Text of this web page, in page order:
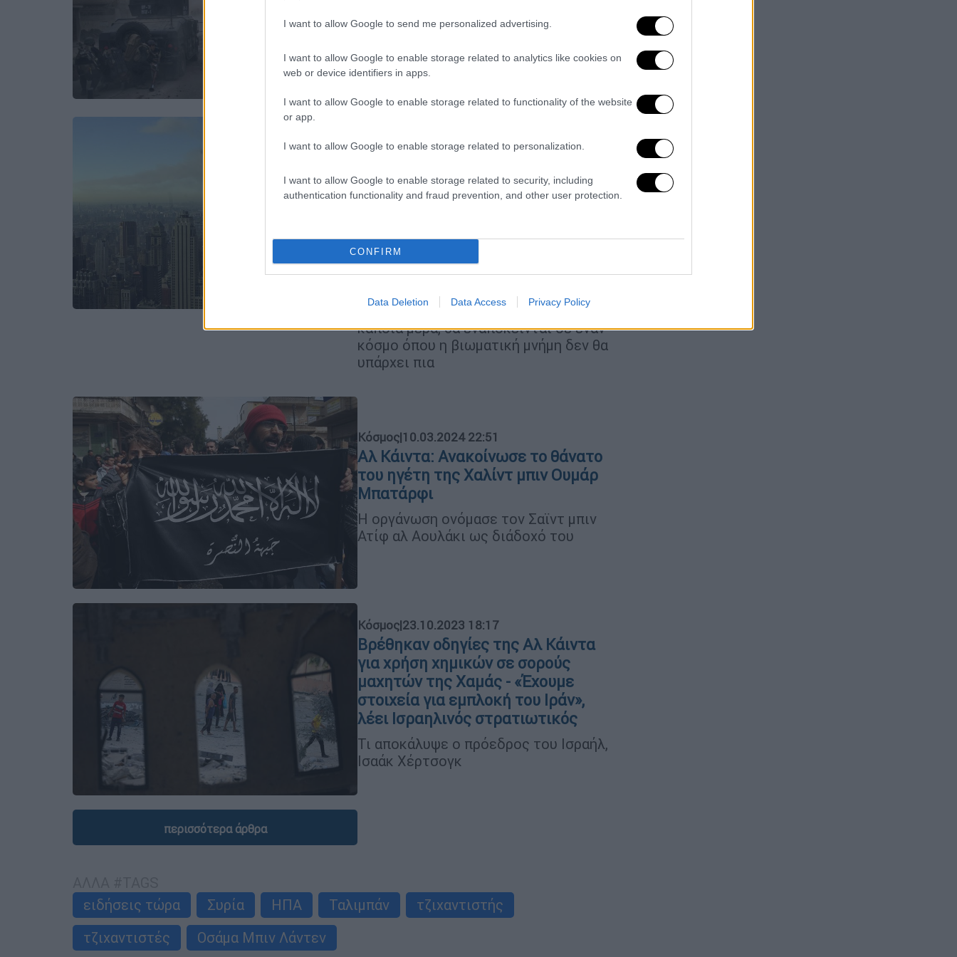
I want to allow Google to send me personalized advertising.
I want to allow Google to enable storage related to analytics like cookies on
web or device identifiers in apps.
I want to allow Google to enable storage related to functionality of the website
or app.
I want to allow Google to enable storage related to personalization.
I want to allow Google to enable storage related to security, including
authentication functionality and fraud prevention, and other user protection.
CONFIRM
Data Deletion Data Access Privacy Policy
– Ο ρόλος της Ρωσίας, η
ρόλος του Ισραήλ και το προφίλ των
ανταρτών
11η Σεπτεμβρίου: «Αν και δε σε
χρόνια μετά, οι οικογένειες
κρατούν τη μνήμη των συγγενών
Οι «οικογένειες της 11ης
Σεπτεμβρίου» φέρουν ένα ξεχωριστό
βάρος μέσα από τις γενιές, ενώ η
ανάμνηση και η κατανόηση της
φρικαλεότητας των επιθέσεων,
κάποια μέρα, θα εναπόκεινται σε έναν
κόσμο όπου η βιωματική μνήμη δεν θα
υπάρχει πια
Κόσμος|10.03.2024 22:51
Αλ Κάιντα: Ανακοίνωσε το θάνατο
του ηγέτη της Χαλίντ μπιν Ουμάρ
Μπατάρφι
Η οργάνωση ονόμασε τον Σαϊντ μπιν
Ατίφ αλ Αουλάκι ως διάδοχό του
Κόσμος|23.10.2023 18:17
Βρέθηκαν οδηγίες της Αλ Κάιντα
για χρήση χημικών σε σορούς
μαχητών της Χαμάς - «Έχουμε
στοιχεία για εμπλοκή του Ιράν»,
λέει Ισραηλινός στρατιωτικός
Τι αποκάλυψε ο πρόεδρος του Ισραήλ,
Ισαάκ Χέρτσογκ
περισσότερα άρθρα
ειδήσεις τώρα
Συρία ΗΠΑ Ταλιμπάν
τζιχαντιστής
τζιχαντιστές
Οσάμα Μπιν Λάντεν